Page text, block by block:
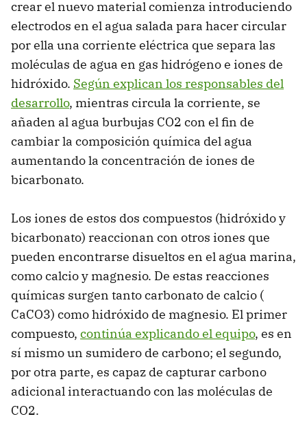
crear el nuevo material comienza introduciendo
electrodos en el agua salada para hacer circular
por ella una corriente eléctrica que separa las
moléculas de agua en gas hidrógeno e iones de
hidróxido. Según explican los responsables del
desarrollo, mientras circula la corriente, se
añaden al agua burbujas CO2 con el fin de
cambiar la composición química del agua
aumentando la concentración de iones de
bicarbonato.
Los iones de estos dos compuestos (hidróxido y
bicarbonato) reaccionan con otros iones que
pueden encontrarse disueltos en el agua marina,
como calcio y magnesio. De estas reacciones
químicas surgen tanto carbonato de calcio (
CaCO3) como hidróxido de magnesio. El primer
compuesto, continúa explicando el equipo, es en
sí mismo un sumidero de carbono; el segundo,
por otra parte, es capaz de capturar carbono
adicional interactuando con las moléculas de
CO2.